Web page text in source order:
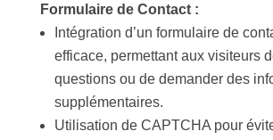
Formulaire de Contact :
Intégration d’un formulaire de
efficace, permettant aux visiteurs
questions ou de demander des
supplémentaires.
Utilisation de CAPTCHA pour